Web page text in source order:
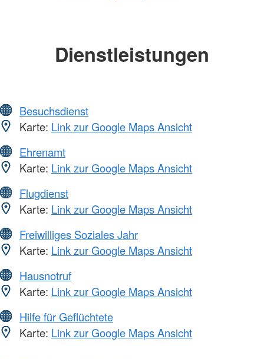
Dienstleistungen
Besuchsdienst
Karte: Link zur Google Maps Ansicht
Ehrenamt
Karte: Link zur Google Maps Ansicht
Flugdienst
Karte: Link zur Google Maps Ansicht
Freiwilliges Soziales Jahr
Karte: Link zur Google Maps Ansicht
Hausnotruf
Karte: Link zur Google Maps Ansicht
Hilfe für Geflüchtete
Karte: Link zur Google Maps Ansicht